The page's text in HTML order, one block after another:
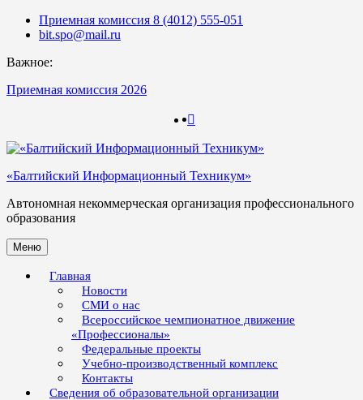
Skip
Приемная комиссия 8 (4012) 555-051
bit.spo@mail.ru
Важное:
Приемная комиссия 2026
«Балтийский Информационный Техникум»
Автономная некоммерческая организация профессионального
образования
Меню
Главная
Новости
СМИ о нас
Всероссийское чемпионатное движение
«Профессионалы»
Федеральные проекты
Учебно-производственный комплекс
Контакты
Сведения об образовательной организации